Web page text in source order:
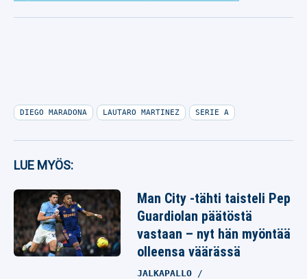
DIEGO MARADONA LAUTARO MARTINEZ SERIE A
LUE MYÖS:
Man City -tähti taisteli Pep
Guardiolan päätöstä
vastaan – nyt hän myöntää
olleensa väärässä
JALKAPALLO